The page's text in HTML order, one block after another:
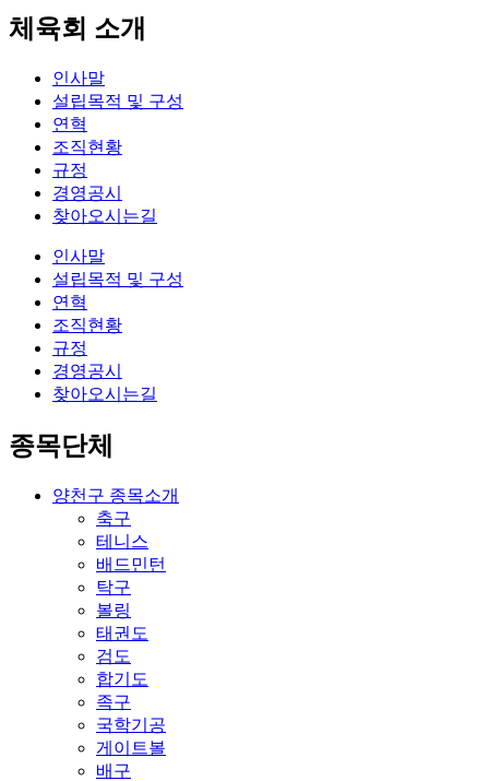
체육회 소개
인사말
설립목적 및 구성
연혁
조직현황
규정
경영공시
찾아오시는길
인사말
설립목적 및 구성
연혁
조직현황
규정
경영공시
찾아오시는길
종목단체
양천구 종목소개
축구
테니스
배드민턴
탁구
볼링
태권도
검도
합기도
족구
국학기공
게이트볼
배구